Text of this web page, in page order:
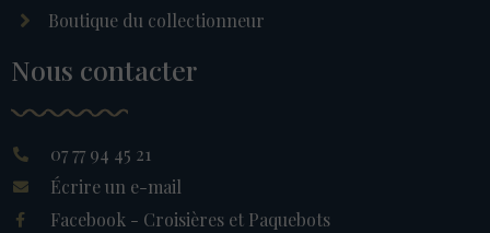
Boutique du collectionneur
Nous contacter
07 77 94 45 21
Écrire un e-mail
Facebook - Croisières et Paquebots